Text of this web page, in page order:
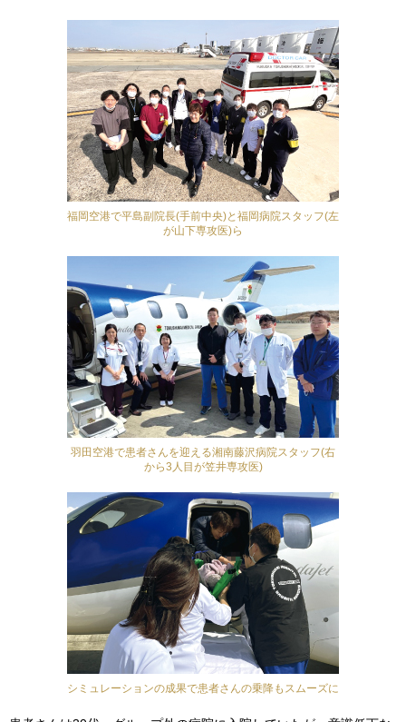
福岡空港で平島副院長(手前中央)と福岡病院スタッフ(左
が山下専攻医)ら
羽田空港で患者さんを迎える湘南藤沢病院スタッフ(右
から3人目が笠井専攻医)
シミュレーションの成果で患者さんの乗降もスムーズに